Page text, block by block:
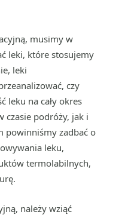
musimy w
leki, które stosujemy
leki
czy
leku na cały okres
czasie podróży, jak i
powinniśmy zadbać o
leku,
termolabilnych,
należy wziąć